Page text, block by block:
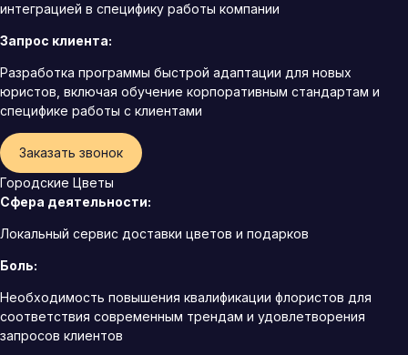
интеграцией в специфику работы компании
Запрос клиента:
Разработка программы быстрой адаптации для новых
юристов, включая обучение корпоративным стандартам и
специфике работы с клиентами
Заказать звонок
Городские Цветы
Сфера деятельности:
Локальный сервис доставки цветов и подарков
Боль:
Необходимость повышения квалификации флористов для
соответствия современным трендам и удовлетворения
запросов клиентов